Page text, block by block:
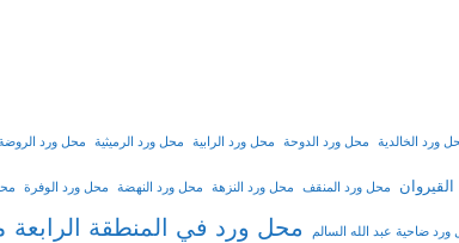
ورد الخالدية محل ورد الدوحة محل ورد الرابية محل ورد الرميثية محل ورد
محل ورد المنقف محل ورد النزهة محل ورد النهضة محل ورد الوفرة
ورد ضاحية عبد الله السالم محل ورد في المنطقة الرابعة